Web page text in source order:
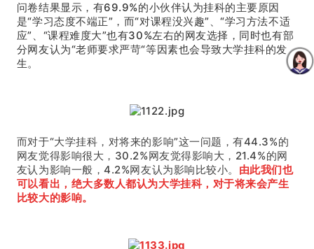
问卷结果显示，有69.9%的小伙伴认为挂科的主要原因
是“学习态度不端正”，而“对课程没兴趣”、“学习方法不适
应”、“课程难度大”也有30%左右的网友选择，同时也有部
分网友认为“老师要求严苛“等因素也会导致大学挂科的发
生。
而对于“大学挂科，对将来的影响”这一问题，有44.3%的
网友觉得影响很大，30.2%网友觉得影响大，21.4%的网
友认为影响一般，4.2%网友认为影响比较小。 由此我们也
可以看出，绝大多数人都认为大学挂科，对于将来会产生
比较大的影响。